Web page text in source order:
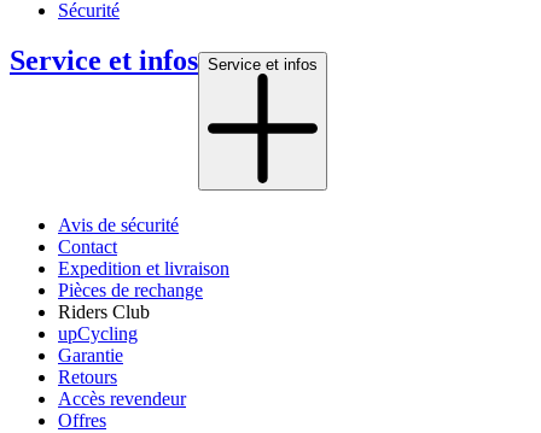
Sécurité
Service et infos Service et infos
Avis de sécurité
Contact
Expedition et livraison
Pièces de rechange
Riders Club
upCycling
Garantie
Retours
Accès revendeur
Offres